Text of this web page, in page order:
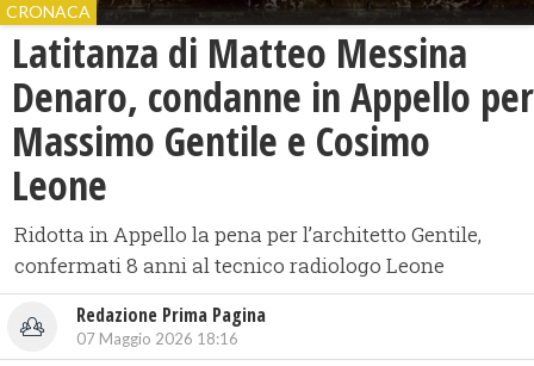
CRONACA
Latitanza di Matteo Messina
Denaro, condanne in Appello per
Massimo Gentile e Cosimo
Leone
Ridotta in Appello la pena per l’architetto Gentile,
confermati 8 anni al tecnico radiologo Leone
Redazione Prima Pagina
07 Maggio 2026 18:16